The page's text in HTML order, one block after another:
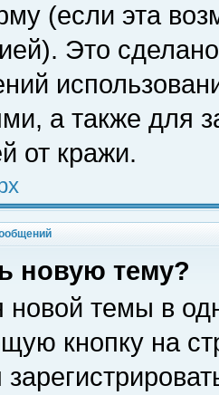
(если эта
Это
а также для
от кражи.
новую тему?
новой темы в
кнопку на